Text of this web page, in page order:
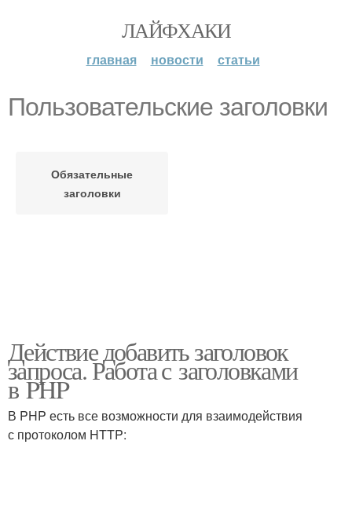
ЛАЙФХАКИ
главная новости статьи
Пользовательские заголовки
Обязательные
заголовки
Действие добавить заголовок
запроса. Работа с заголовками
в PHP
В PHP есть все возможности для взаимодействия
с протоколом HTTP: